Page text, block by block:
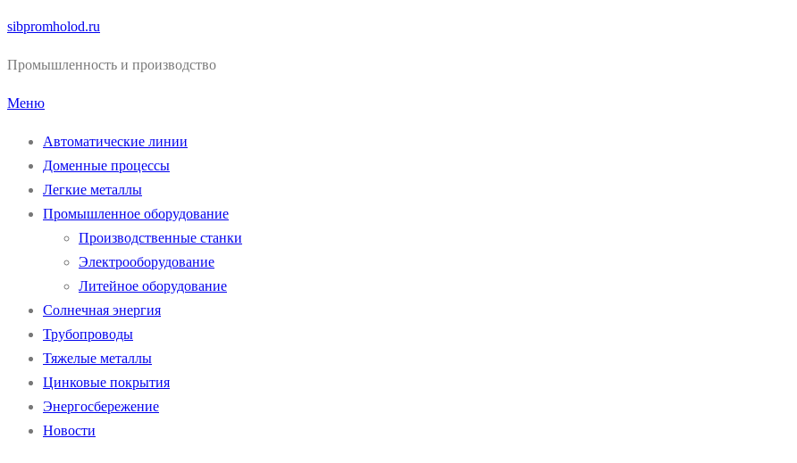
Перейти
содержимому
sibpromholod.ru
Промышленность и производство
Меню
Автоматические линии
Доменные процессы
Легкие металлы
Промышленное оборудование
Производственные станки
Электрооборудование
Литейное оборудование
Солнечная энергия
Трубопроводы
Тяжелые металлы
Цинковые покрытия
Энергосбережение
Новости